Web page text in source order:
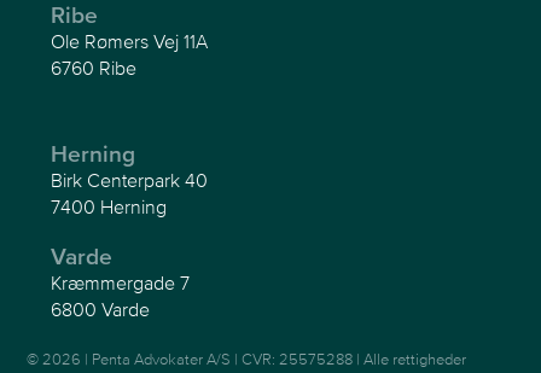
Ribe
Ole Rømers Vej 11A
6760 Ribe
Herning
Birk Centerpark 40
7400 Herning
Varde
Kræmmergade 7
6800 Varde
© 2026 | Penta Advokater A/S | CVR: 25575288 | Alle rettigheder